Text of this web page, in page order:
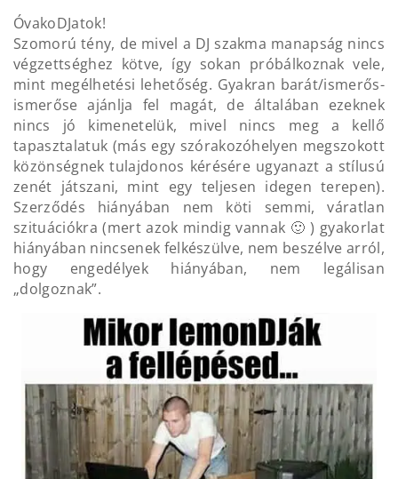
ÓvakoDJatok!
Szomorú tény, de mivel a DJ szakma manapság nincs
végzettséghez kötve, így sokan próbálkoznak vele,
mint megélhetési lehetőség. Gyakran barát/ismerős-
ismerőse ajánlja fel magát, de általában ezeknek
nincs jó kimenetelük, mivel nincs meg a kellő
tapasztalatuk (más egy szórakozóhelyen megszokott
közönségnek tulajdonos kérésére ugyanazt a stílusú
zenét játszani, mint egy teljesen idegen terepen).
Szerződés hiányában nem köti semmi, váratlan
szituációkra (mert azok mindig vannak 🙂 ) gyakorlat
hiányában nincsenek felkészülve, nem beszélve arról,
hogy engedélyek hiányában, nem legálisan
„dolgoznak”.